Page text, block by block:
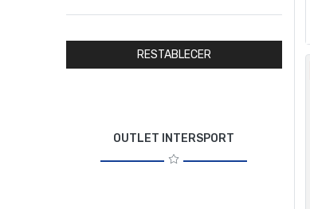
RESTABLECER
OUTLET INTERSPORT